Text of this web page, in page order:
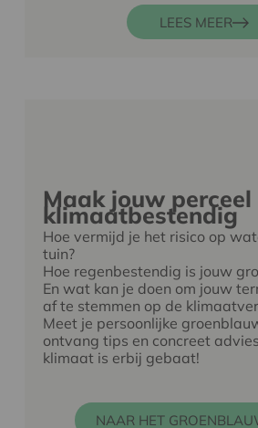
LEES MEER
Maak jouw perceel
klimaatbestendig
Hoe vermijd je het risico op
tuin?
Hoe regenbestendig is jouw
En wat kan je doen om jouw
af te stemmen op de
Meet je persoonlijke
ontvang tips en concreet
klimaat is erbij gebaat!
NAAR HET